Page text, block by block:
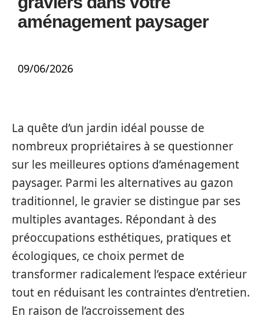
aménagement paysager
09/06/2026
La quête d’un jardin idéal pousse de
nombreux propriétaires à se questionner
sur les meilleures options d’aménagement
paysager. Parmi les alternatives au gazon
traditionnel, le gravier se distingue par ses
multiples avantages. Répondant à des
préoccupations esthétiques, pratiques et
écologiques, ce choix permet de
transformer radicalement l’espace extérieur
tout en réduisant les contraintes d’entretien.
En raison de l’accroissement des